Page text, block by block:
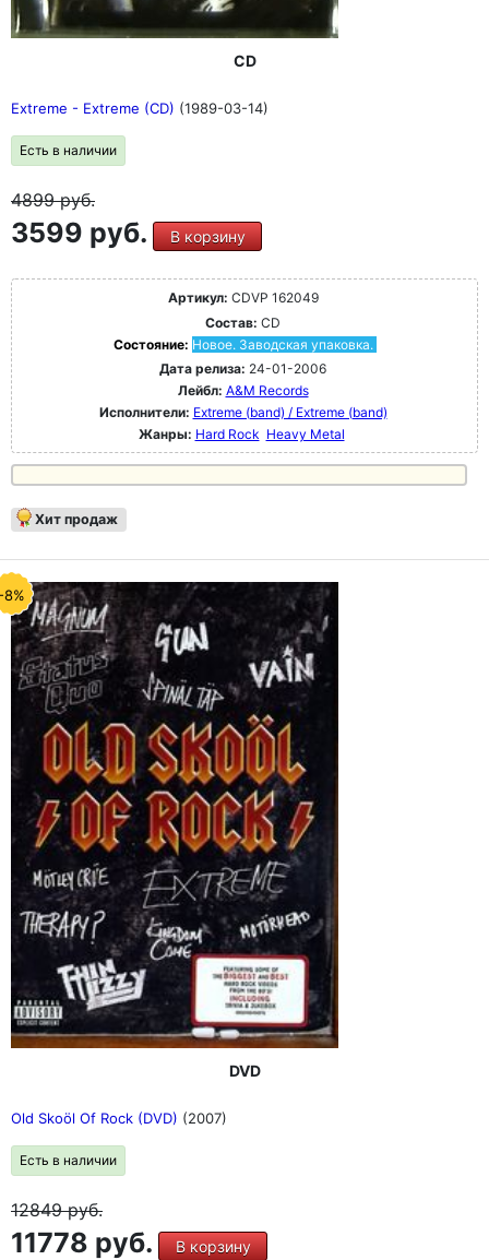
CD
Extreme - Extreme (CD) (1989-03-14)
Есть в наличии
4899руб.
3599 руб. В корзину
Артикул: CDVP 162049
Состав: CD
Состояние: Новое. Заводская упаковка.
Дата релиза: 24-01-2006
Лейбл: A&M Records
Исполнители: Extreme (band) / Extreme (band)
Жанры: Hard Rock Heavy Metal
Хит продаж
8%
DVD
Old Skoöl Of Rock (DVD) (2007)
Есть в наличии
12849руб.
11778 руб. В корзину